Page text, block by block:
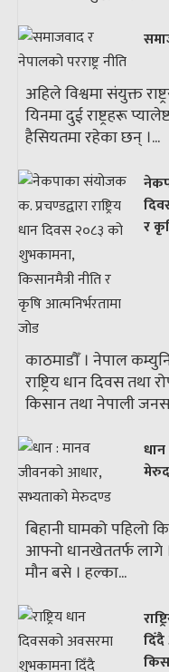
अहिले विश्वमा संयुक्त
यिनमा दुई राष्ट्रहरू
हैसियतमा रहेका छन् ।...
र
काठमाडौँ । नेपाल
राष्ट्रिय धान दिवस
किसान तथा नेपाली
बिहानी घामको पहिलो
आफ्नो धानखेततर्फ लागे
मौन बसे । हल्का...